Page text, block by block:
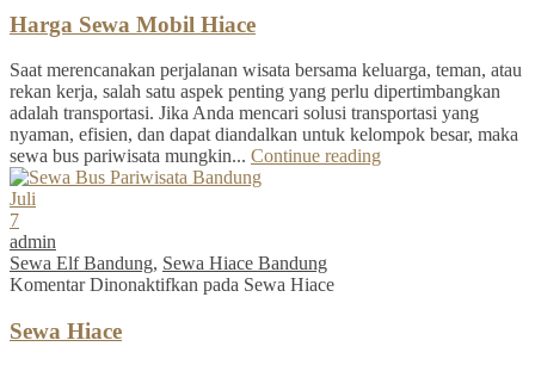
Harga Sewa Mobil Hiace
Saat merencanakan perjalanan wisata bersama keluarga, teman, atau
rekan kerja, salah satu aspek penting yang perlu dipertimbangkan
adalah transportasi. Jika Anda mencari solusi transportasi yang
nyaman, efisien, dan dapat diandalkan untuk kelompok besar, maka
sewa bus pariwisata mungkin... Continue reading
Juli
7
admin
Sewa Elf Bandung, Sewa Hiace Bandung
Komentar Dinonaktifkan pada Sewa Hiace
Sewa Hiace